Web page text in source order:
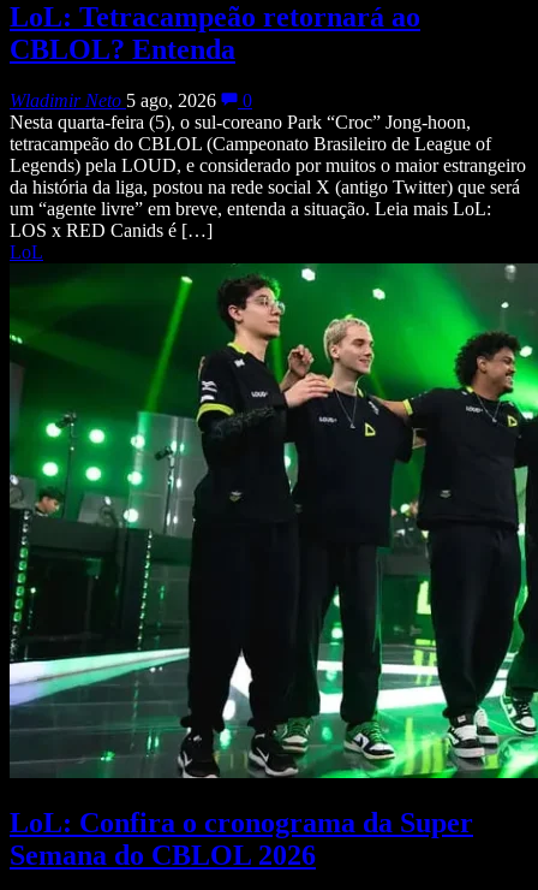
LoL: Tetracampeão retornará ao
CBLOL? Entenda
Wladimir Neto 5 ago, 2026
0
Nesta quarta-feira (5), o sul-coreano Park “Croc” Jong-hoon,
tetracampeão do CBLOL (Campeonato Brasileiro de League of
Legends) pela LOUD, e considerado por muitos o maior estrangeiro
da história da liga, postou na rede social X (antigo Twitter) que será
um “agente livre” em breve, entenda a situação. Leia mais LoL:
LOS x RED Canids é […]
LoL
LoL: Confira o cronograma da Super
Semana do CBLOL 2026